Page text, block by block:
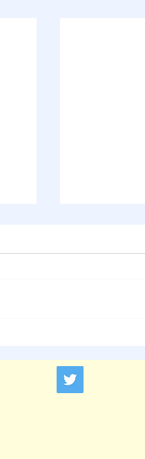
ャーナル』
せ